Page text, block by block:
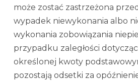
może zostać zastrzeżona
wypadek niewykonania albo
wykonania zobowiązania
przypadku zaległości
określonej kwoty
pozostają odsetki za